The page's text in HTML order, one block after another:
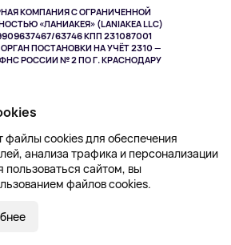
КОМПАНИЯ С ОГРАНИЧЕННОЙ
«ЛАНИАКЕЯ» (LANIAKEA LLC)
63746 КПП 231087001
ПОСТАНОВКИ НА УЧЁТ 2310 —
РОССИИ № 2 ПО Г. КРАСНОДАРУ
НА ТОВАРНЫЙ ЗНАК №1137338
файлы cookies для обеспечения
анализа трафика и персонализации
сайтом, вы
файлов cookies.